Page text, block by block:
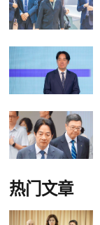
热门文章